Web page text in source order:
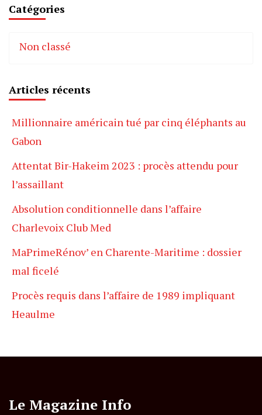
Catégories
Non classé
Articles récents
Millionnaire américain tué par cinq éléphants au
Gabon
Attentat Bir-Hakeim 2023 : procès attendu pour
l’assaillant
Absolution conditionnelle dans l’affaire
Charlevoix Club Med
MaPrimeRénov’ en Charente-Maritime : dossier
mal ficelé
Procès requis dans l’affaire de 1989 impliquant
Heaulme
Le Magazine Info